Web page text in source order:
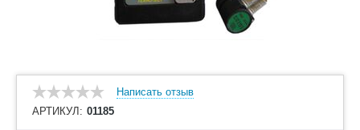
Написать отзыв
АРТИКУЛ: 01185